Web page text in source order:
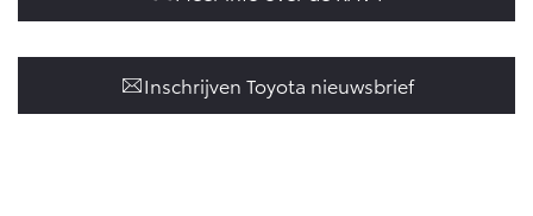
Inschrijven Toyota nieuwsbrief